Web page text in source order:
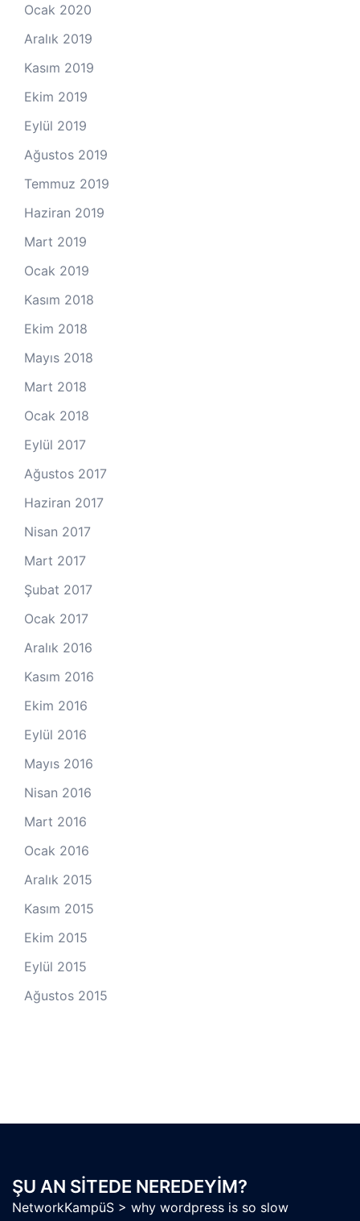
Ocak 2020
Aralık 2019
Kasım 2019
Ekim 2019
Eylül 2019
Ağustos 2019
Temmuz 2019
Haziran 2019
Mart 2019
Ocak 2019
Kasım 2018
Ekim 2018
Mayıs 2018
Mart 2018
Ocak 2018
Eylül 2017
Ağustos 2017
Haziran 2017
Nisan 2017
Mart 2017
Şubat 2017
Ocak 2017
Aralık 2016
Kasım 2016
Ekim 2016
Eylül 2016
Mayıs 2016
Nisan 2016
Mart 2016
Ocak 2016
Aralık 2015
Kasım 2015
Ekim 2015
Eylül 2015
Ağustos 2015
ŞU AN SITEDE NEREDEYIM?
NetworkKampüS > why wordpress is so slow